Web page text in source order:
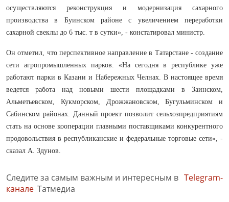
осуществляются реконструкция и модернизация сахарного
производства в Буинском районе с увеличением переработки
сахарной свеклы до 6 тыс. т в сутки», - констатировал министр.
Он отметил, что перспективное направление в Татарстане - создание
сети агропромышленных парков. «На сегодня в республике уже
работают парки в Казани и Набережных Челнах. В настоящее время
ведется работа над новыми шести площадками в Заинском,
Альметьевском, Кукморском, Дрожжановском, Бугульминском и
Сабинском районах. Данный проект позволит сельхозпредприятиям
стать на основе кооперации главными поставщиками конкурентного
продовольствия в республиканские и федеральные торговые сети», -
сказал А. Здунов.
Следите за самым важным и интересным в Telegram-
канале Татмедиа